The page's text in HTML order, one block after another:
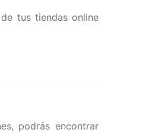
tus tiendas online
podrás encontrar